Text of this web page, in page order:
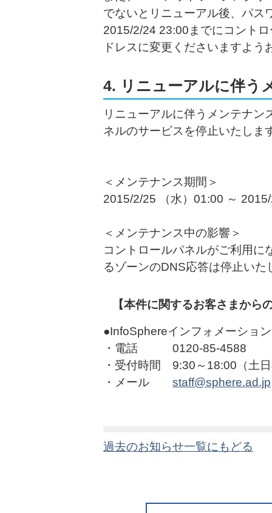
でないとリニューアル後、パス
2015/2/24 23:00までにコント
ドレスに変更くださいますよう
4. リニューアルに伴う
リニューアルに伴うメンテナ
ネルのサービスを停止いたしま
＜メンテナンス期間＞
2015/2/25 （水）01:00 ～
＜メンテナンス中の影響＞
コントロールパネルがご利用に
るゾーンのDNS応答は停止いた
【本件に関するお客さまから
●InfoSphereインフォメーショ
・電話 0120-85-4588
・受付時間 9:30～18:00（土
・メール staff@sphere.ad.jp
過去のお知らせ一覧にもどる